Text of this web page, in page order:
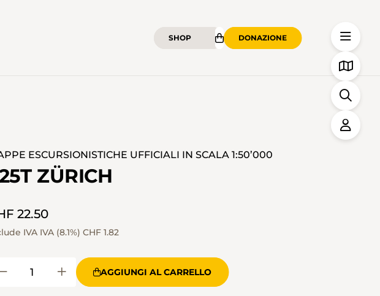
SHOP DONAZIONE
ESCURSIONISTICHE UFFICIALI IN SCALA 1:50’000
ZÜRICH
22.50
IVA IVA (8.1%) CHF 1.82
AGGIUNGI AL CARRELLO